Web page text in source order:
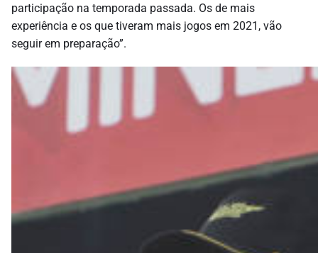
participação na temporada passada. Os de mais
experiência e os que tiveram mais jogos em 2021, vão
seguir em preparação”.